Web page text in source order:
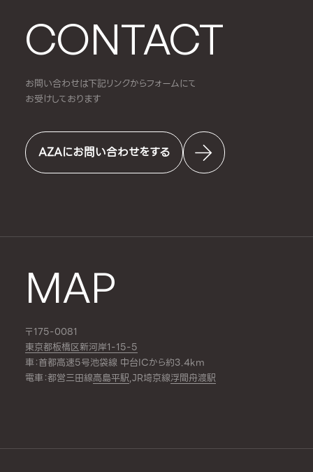
CONTACT
お問い合わせは下記リンクからフォームにて
お受けしております
AZAにお問い合わせをする
MAP
〒175-0081
東京都板橋区新河岸1-15-5
車：首都高速5号池袋線 中台ICから約3.4km
電車：都営三田線高島平駅,JR埼京線浮間舟渡駅